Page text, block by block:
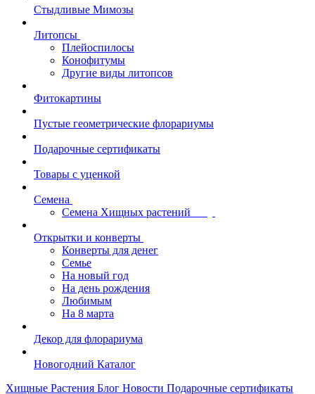
Стыдливые Мимозы
Литопсы
Плейоспилосы
Конофитумы
Другие виды литопсов
Фитокартины
Пустые геометрические флорариумы
Подарочные сертификаты
Товары с уценкой
Семена
Семена Хищных растений
Открытки и конверты
Конверты для денег
Семье
На новый год
На день рождения
Любимым
На 8 марта
Декор для флорариума
Новогодний Каталог
Хищные Растения Блог Новости Подарочные сертификаты